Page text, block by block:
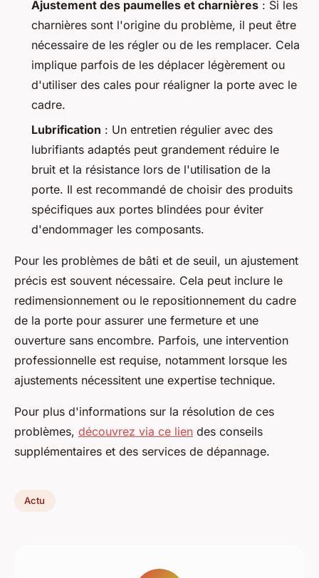
Ajustement des paumelles et charnières : Si les
charnières sont l'origine du problème, il peut être
nécessaire de les régler ou de les remplacer. Cela
implique parfois de les déplacer légèrement ou
d'utiliser des cales pour réaligner la porte avec le
cadre.
Lubrification : Un entretien régulier avec des
lubrifiants adaptés peut grandement réduire le
bruit et la résistance lors de l'utilisation de la
porte. Il est recommandé de choisir des produits
spécifiques aux portes blindées pour éviter
d'endommager les composants.
Pour les problèmes de bâti et de seuil, un ajustement
précis est souvent nécessaire. Cela peut inclure le
redimensionnement ou le repositionnement du cadre
de la porte pour assurer une fermeture et une
ouverture sans encombre. Parfois, une intervention
professionnelle est requise, notamment lorsque les
ajustements nécessitent une expertise technique.
Pour plus d'informations sur la résolution de ces
problèmes, découvrez via ce lien des conseils
supplémentaires et des services de dépannage.
Actu